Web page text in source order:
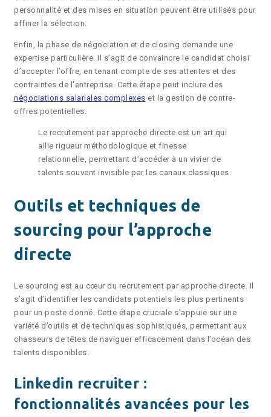
personnalité et des mises en situation peuvent être utilisés pour
affiner la sélection.
Enfin, la phase de négociation et de closing demande une
expertise particulière. Il s’agit de convaincre le candidat choisi
d’accepter l’offre, en tenant compte de ses attentes et des
contraintes de l’entreprise. Cette étape peut inclure des
négociations salariales complexes et la gestion de contre-
offres potentielles.
Le recrutement par approche directe est un art qui
allie rigueur méthodologique et finesse
relationnelle, permettant d’accéder à un vivier de
talents souvent invisible par les canaux classiques.
Outils et techniques de
sourcing pour l’approche
directe
Le sourcing est au cœur du recrutement par approche directe. Il
s’agit d’identifier les candidats potentiels les plus pertinents
pour un poste donné. Cette étape cruciale s’appuie sur une
variété d’outils et de techniques sophistiqués, permettant aux
chasseurs de têtes de naviguer efficacement dans l’océan des
talents disponibles.
Linkedin recruiter :
fonctionnalités avancées pour les